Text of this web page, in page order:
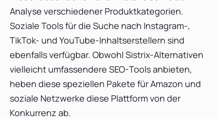
Analyse verschiedener Produktkategorien.
Soziale Tools für die Suche nach Instagram-,
TikTok- und YouTube-Inhaltserstellern sind
ebenfalls verfügbar. Obwohl Sistrix-Alternativen
vielleicht umfassendere SEO-Tools anbieten,
heben diese speziellen Pakete für Amazon und
soziale Netzwerke diese Plattform von der
Konkurrenz ab.